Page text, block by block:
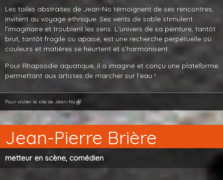
Les toiles abstraites de Jean-No témoignent de ses rencontres,
invitent au voyage ethnique. Ses vents de sable stimulent
l’imaginaire et troublent les sens. L’univers de sa peinture, tantôt
brut, tantôt fragile ou apaisé, est une recherche perpétuelle où
couleurs et matières se heurtent et s’harmonisent.
Pour Rhapsodie aquatique, il a imaginé et conçu une plateforme
permettant aux artistes de marcher sur l’eau !
Pour visiter le site de Jean-No
Jean-Pierre Brière
metteur en scène, comédien